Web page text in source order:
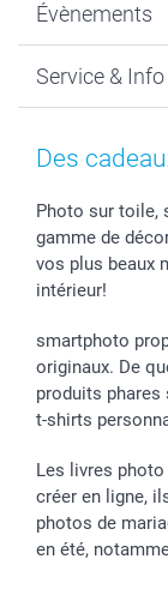
MyNameBook
Développement
Cadres photo &
Stickers &
Chèque Cadeau
Durabilité
Gestion des
Mentions Légales
Affiliation
Investor
B2B
Évènements
Nouvel An
Fête des Mères
Confirmation
Mariage
Fête
Tous les
Service & Info
Tarifs et frais
Livraison en 48
Modes de
Identifiez-vous
Statut de ma
smarfriends
smartgarantie
smartbonus
Des
Photo sur toile,
gamme de
vos plus beaux
intérieur!
smartphoto
originaux. De
produits
t-shirts
Les livres
créer en ligne,
photos de
en été,